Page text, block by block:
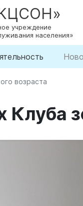
учреждение
населения»
возраста